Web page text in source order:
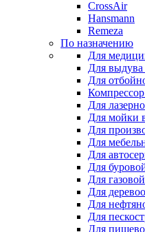
CrossAir
Hansmann
Remeza
По назначению
Для
Для выдува
Для
Для
Для мойки
Для
Для
Для
Для
Для
Для
Для
Для
Для